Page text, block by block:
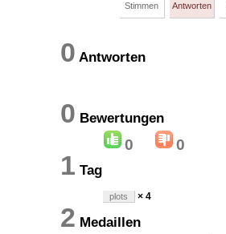
Stimmen Antworten
0 Antworten
0 Bewertungen
0 0
1 Tag
plots × 4
2 Medaillen